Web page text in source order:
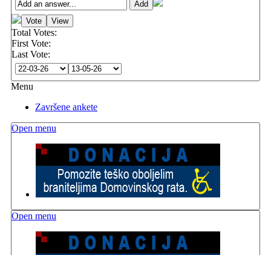
Total Votes:
First Vote:
Last Vote:
Menu
Završene ankete
Open menu
Open menu